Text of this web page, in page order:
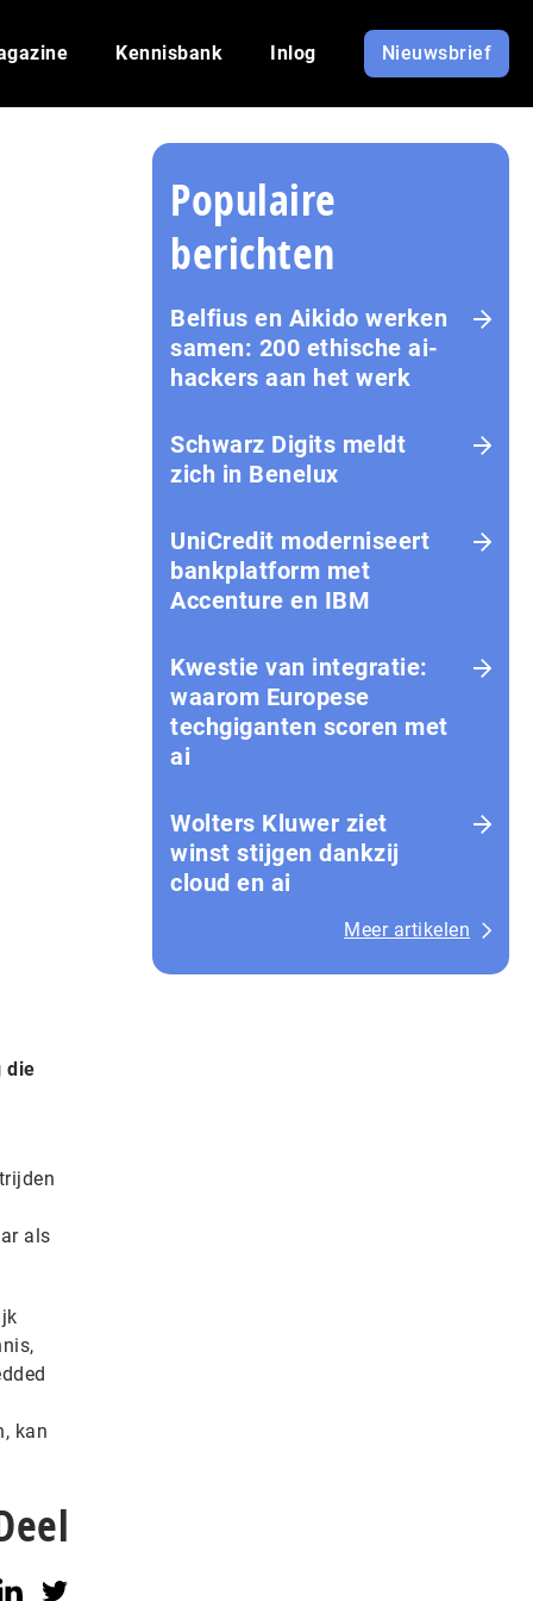
Kennisbank Inlog Nieuwsbrief
die
als
kan
Populaire
berichten
Belfius en Aikido werken
samen: 200 ethische ai-
hackers aan het werk
Schwarz Digits meldt
zich in Benelux
UniCredit moderniseert
bankplatform met
Accenture en IBM
Kwestie van integratie:
waarom Europese
techgiganten scoren met
ai
Wolters Kluwer ziet
winst stijgen dankzij
cloud en ai
Meer artikelen